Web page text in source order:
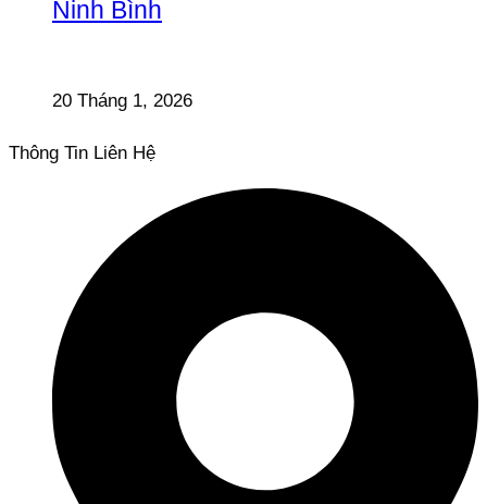
Ninh Bình
20 Tháng 1, 2026
Thông Tin Liên Hệ